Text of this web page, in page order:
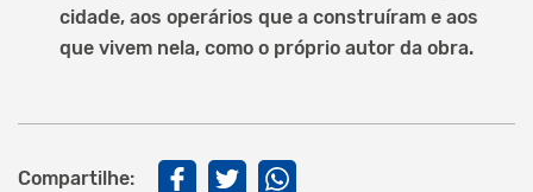
cidade, aos operários que a construíram e aos
que vivem nela, como o próprio autor da obra.
Compartilhe: